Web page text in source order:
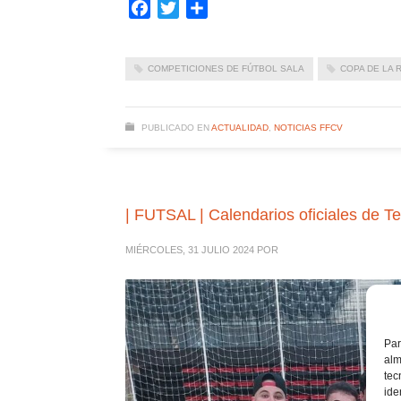
Facebook
Twitter
COMPETICIONES DE FÚTBOL SALA COPA DE LA
PUBLICADO EN ACTUALIDAD, NOTICIAS FFCV
| FUTSAL | Calendarios oficiales de
MIÉRCOLES, 31 JULIO 2024 POR